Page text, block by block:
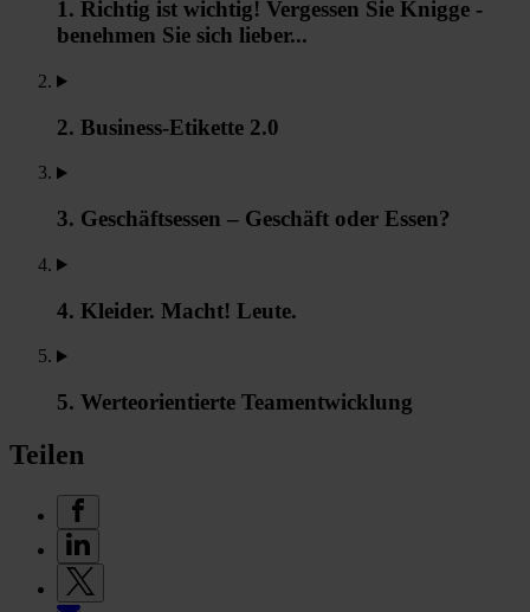
1. Richtig ist wichtig! Vergessen Sie Knigge -
benehmen Sie sich lieber...
2. Business-Etikette 2.0
3. Geschäftsessen – Geschäft oder Essen?
4. Kleider. Macht! Leute.
5. Werteorientierte Teamentwicklung
Teilen